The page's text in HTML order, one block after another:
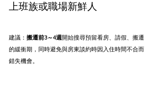
上班族或職場新鮮人
建議： 搬遷前3～4週開始搜尋預留看房、請假、搬遷
的緩衝期，同時避免與房東談約時因入住時間不合而
錯失機會。